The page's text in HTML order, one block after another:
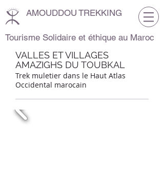
AMOUDDOU TREKKING
Tourisme Solidaire et éthique au Maroc
VALLES ET VILLAGES
AMAZIGHS DU TOUBKAL
Trek muletier dans le Haut Atlas
Occidental marocain